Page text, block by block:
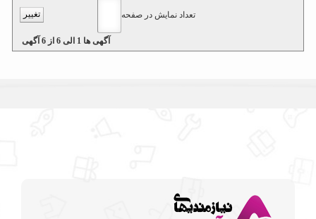
تعداد نمایش در صفحه
آگهی ها 1 الی 6 از 6 آگهی